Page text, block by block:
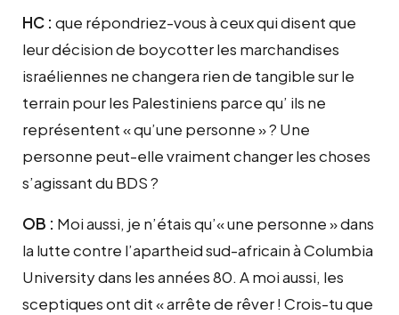
HC : que répondriez-vous à ceux qui disent que
leur décision de boycotter les marchandises
israéliennes ne changera rien de tangible sur le
terrain pour les Palestiniens parce qu’ ils ne
représentent « qu’une personne » ? Une
personne peut-elle vraiment changer les choses
s’agissant du BDS ?
OB : Moi aussi, je n’étais qu’« une personne » dans
la lutte contre l’apartheid sud-africain à Columbia
University dans les années 80. A moi aussi, les
sceptiques ont dit « arrête de rêver ! Crois-tu que